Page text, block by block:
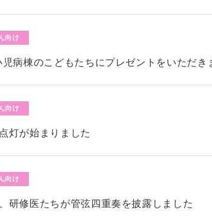
向け
病棟のこどもたちにプレゼントをいただき
向け
灯が始まりました
向け
研修医たちが管弦四重奏を披露しました